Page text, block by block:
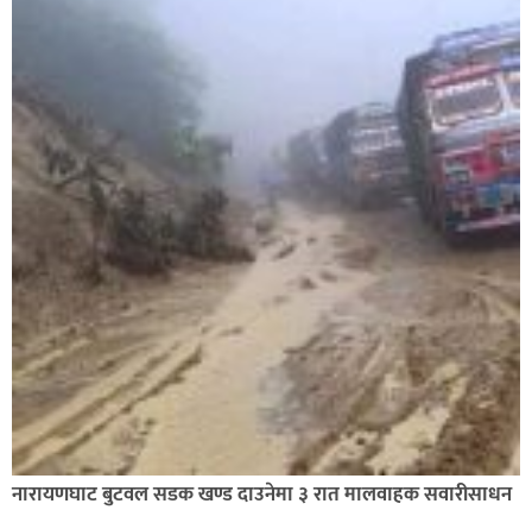
नारायणघाट बुटवल सडक खण्ड दाउनेमा ३ रात मालवाहक सवारीसाधन